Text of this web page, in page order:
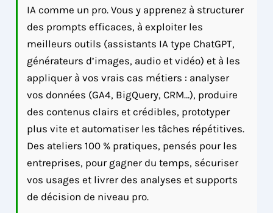
IA comme un pro. Vous y apprenez à structurer
des prompts efficaces, à exploiter les
meilleurs outils (assistants IA type ChatGPT,
générateurs d’images, audio et vidéo) et à les
appliquer à vos vrais cas métiers : analyser
vos données (GA4, BigQuery, CRM…), produire
des contenus clairs et crédibles, prototyper
plus vite et automatiser les tâches répétitives.
Des ateliers 100 % pratiques, pensés pour les
entreprises, pour gagner du temps, sécuriser
vos usages et livrer des analyses et supports
de décision de niveau pro.